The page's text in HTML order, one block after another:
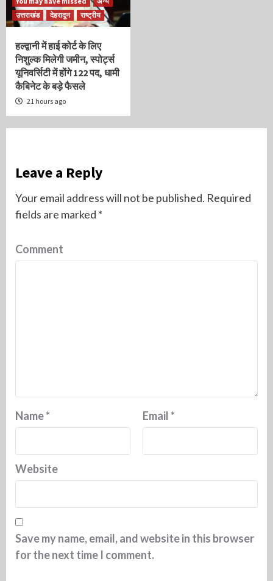
उत्तराखंड
देहरादून राष्ट्रीय
हल्द्वानी में हाई कोर्ट के लिए
निशुल्क मिलेगी जमीन, स्पोर्ट्स
यूनिवर्सिटी में होंगे 122 पद, धामी
कैबिनेट के बड़े फैसले
21 hours ago
Leave a Reply
Your email address will not be published. Required
fields are marked *
Comment
Name* Email*
Website
Save my name, email, and website in this browser
for the next time I comment.